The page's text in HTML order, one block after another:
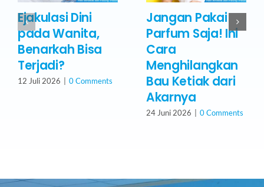
Ejakulasi Dini
pada Wanita,
Benarkah Bisa
Terjadi?
12 Juli 2026 0 Comments
Jangan Pakai
Parfum Saja! Ini
Cara
Menghilangkan
Bau Ketiak dari
Akarnya
24 Juni 2026 0 Comments